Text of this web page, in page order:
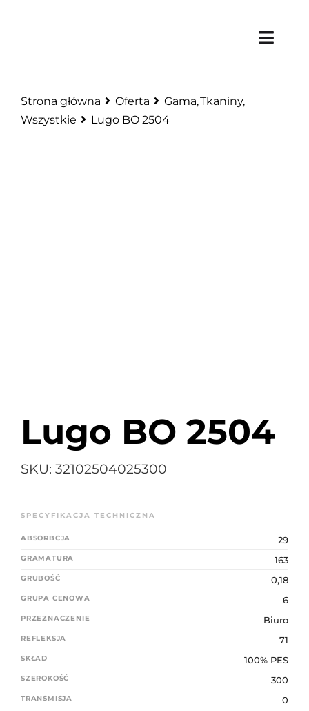
Strona główna Oferta Gama Tkaniny
Wszystkie
Lugo BO 2504
Lugo BO 2504
SKU: 32102504025300
ABSORBCJA 29
GRAMATURA 163
GRUBOŚĆ 0,18
GRUPA CENOWA 6
PRZEZNACZENIE Biuro
REFLEKSJA 71
SKŁAD 100% PES
SZEROKOŚĆ 300
TRANSMISJA 0